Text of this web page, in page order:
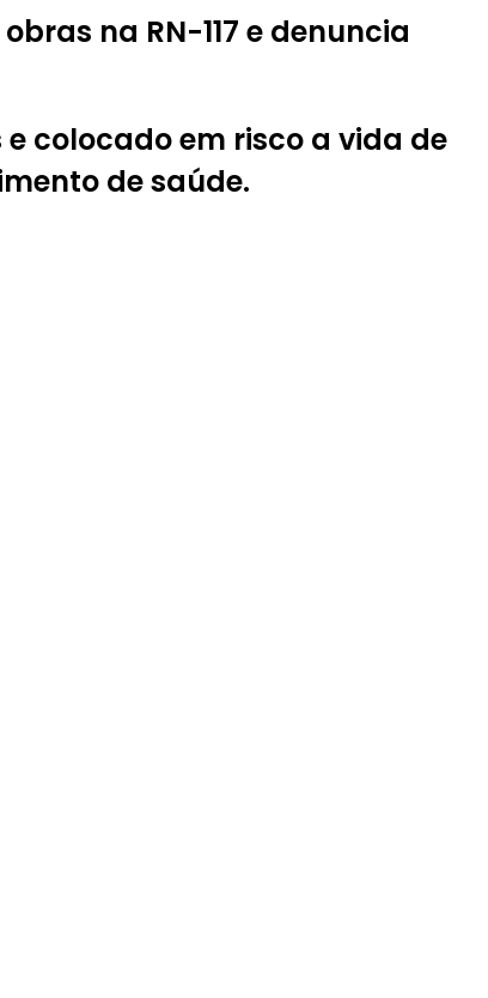
na RN-117 e denuncia
colocado em risco a vida de
de saúde.